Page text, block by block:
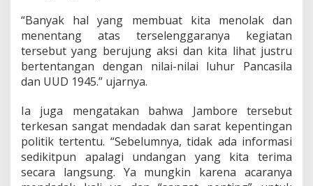
e
r
k
a
t
a
m
b
o
r
“Banyak hal yang membuat kita menolak dan
menentang atas terselenggaranya kegiatan
tersebut yang berujung aksi dan kita lihat justru
bertentangan dengan nilai-nilai luhur Pancasila
dan UUD 1945.” ujarnya.
Ia juga mengatakan bahwa Jambore tersebut
terkesan sangat mendadak dan sarat kepentingan
politik tertentu. “Sebelumnya, tidak ada informasi
sedikitpun apalagi undangan yang kita terima
secara langsung. Ya mungkin karena acaranya